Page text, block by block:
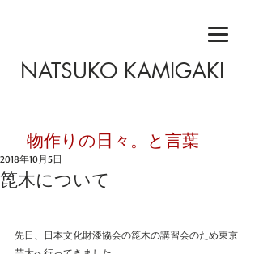
NATSUKO KAMIGAKI
​物作りの日々。と言葉
箆木について
2018年10月5日
先日、日本文化財漆協会の箆木の講習会のため東京